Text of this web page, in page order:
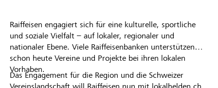
Raiffeisen engagiert sich für eine kulturelle, sportliche
und soziale Vielfalt – auf lokaler, regionaler und
nationaler Ebene. Viele Raiffeisenbanken unterstützen
schon heute Vereine und Projekte bei ihren lokalen
Vorhaben.
Das Engagement für die Region und die Schweizer